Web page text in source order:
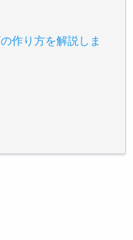
作り方を解説しま